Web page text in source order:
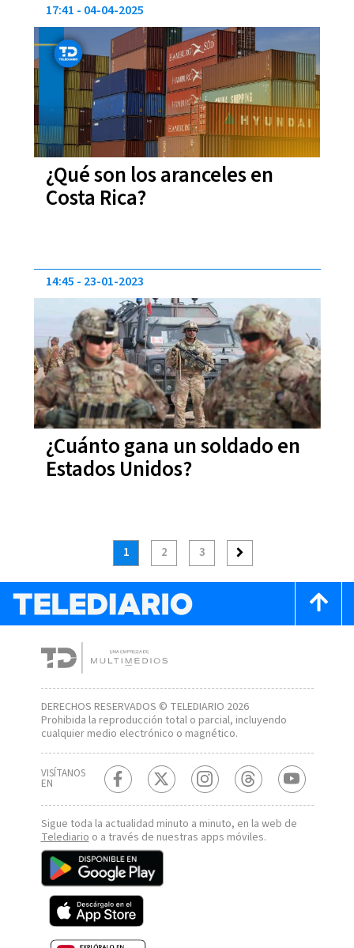
¿Qué son los aranceles en
Costa Rica?
17:41 04-04-2025
¿Cuánto gana un soldado en
Estados Unidos?
14:45 23-01-2023
1 2 3
DERECHOS RESERVADOS © TELEDIARIO 2026
Prohibida la reproducción total o parcial, incluyendo
cualquier medio electrónico o magnético.
VISÍTANOS
EN
Sigue toda la actualidad minuto a minuto, en la web de
Telediario o a través de nuestras apps móviles.